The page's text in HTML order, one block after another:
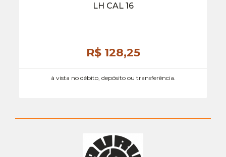
LH CAL 16
R$ 128,25
à vista no débito, depósito ou transferência.